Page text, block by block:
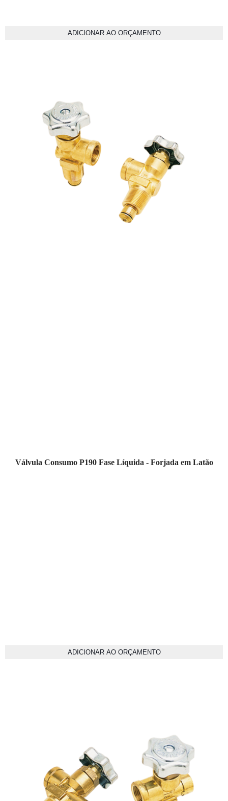
ADICIONAR AO ORÇAMENTO
Válvula Consumo P190 Fase Líquida - Forjada em Latão
ADICIONAR AO ORÇAMENTO